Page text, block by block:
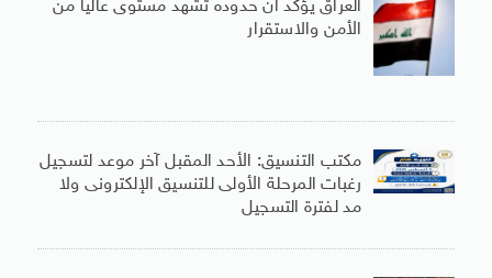
العراق يؤكد أن حدوده تشهد مستوى عاليا من
الأمن والاستقرار
مكتب التنسيق: الأحد المقبل آخر موعد لتسجيل
رغبات المرحلة الأولى للتنسيق الإلكترونى ولا
مد لفترة التسجيل